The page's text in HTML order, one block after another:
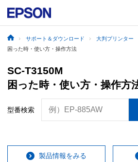
サポート＆ダウンロード 大判プリンター
困った時・使い方・操作方法
SC-T3150M
困った時・使い方・操作方
型番検索 例）EP-885AW
製品情報をみる